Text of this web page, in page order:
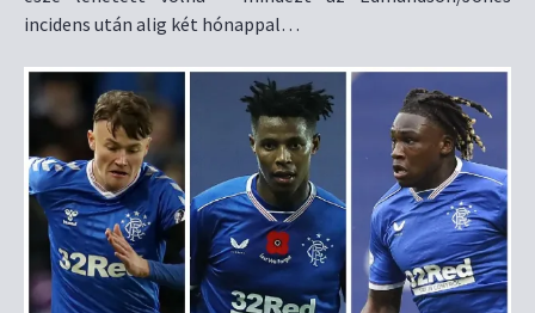
incidens után alig két hónappal…